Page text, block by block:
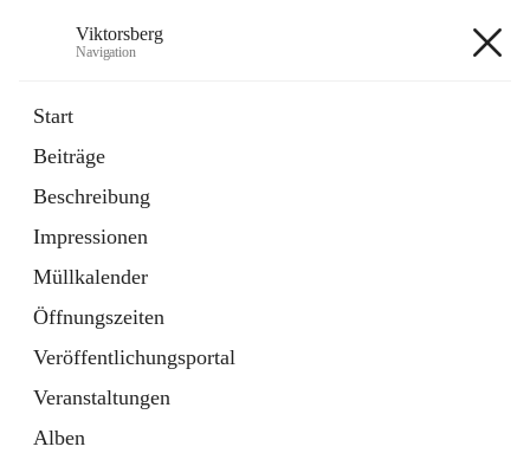
Viktorsberg
Navigation
Start
Beiträge
Beschreibung
Impressionen
Müllkalender
Öffnungszeiten
Veröffentlichungsportal
Veranstaltungen
Alben
1 Schnellzugriff
Bürgerservice
10 Schnellzugriffe